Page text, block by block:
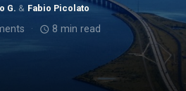
G. Fabio Picolato
access_time 8 min read